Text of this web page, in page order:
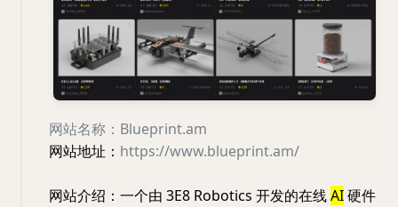
网站名称：Blueprint.am
网站地址： https://www.blueprint.am/
网站介绍：一个由 3E8 Robotics 开发的在线AI硬件